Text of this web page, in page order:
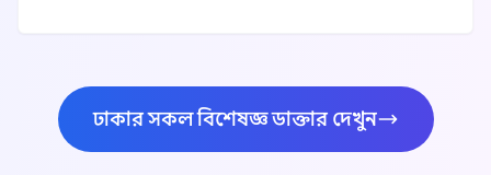
ঢাকার সকল বিশেষজ্ঞ ডাক্তার দেখুন